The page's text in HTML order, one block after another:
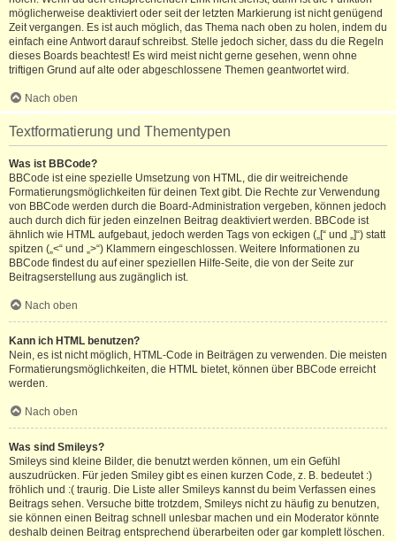
möglicherweise deaktiviert oder seit der letzten Markierung ist nicht genügend
Zeit vergangen. Es ist auch möglich, das Thema nach oben zu holen, indem du
einfach eine Antwort darauf schreibst. Stelle jedoch sicher, dass du die Regeln
dieses Boards beachtest! Es wird meist nicht gerne gesehen, wenn ohne
triftigen Grund auf alte oder abgeschlossene Themen geantwortet wird.
Nach oben
Textformatierung und Thementypen
Was ist BBCode?
BBCode ist eine spezielle Umsetzung von HTML, die dir weitreichende
Formatierungsmöglichkeiten für deinen Text gibt. Die Rechte zur Verwendung
von BBCode werden durch die Board-Administration vergeben, können jedoch
auch durch dich für jeden einzelnen Beitrag deaktiviert werden. BBCode ist
ähnlich wie HTML aufgebaut, jedoch werden Tags von eckigen („[“ und „]“) statt
spitzen („<“ und „>“) Klammern eingeschlossen. Weitere Informationen zu
BBCode findest du auf einer speziellen Hilfe-Seite, die von der Seite zur
Beitragserstellung aus zugänglich ist.
Nach oben
Kann ich HTML benutzen?
Nein, es ist nicht möglich, HTML-Code in Beiträgen zu verwenden. Die meisten
Formatierungsmöglichkeiten, die HTML bietet, können über BBCode erreicht
werden.
Nach oben
Was sind Smileys?
Smileys sind kleine Bilder, die benutzt werden können, um ein Gefühl
auszudrücken. Für jeden Smiley gibt es einen kurzen Code, z. B. bedeutet :)
fröhlich und :( traurig. Die Liste aller Smileys kannst du beim Verfassen eines
Beitrags sehen. Versuche bitte trotzdem, Smileys nicht zu häufig zu benutzen,
sie können einen Beitrag schnell unlesbar machen und ein Moderator könnte
deshalb deinen Beitrag entsprechend überarbeiten oder gar komplett löschen.